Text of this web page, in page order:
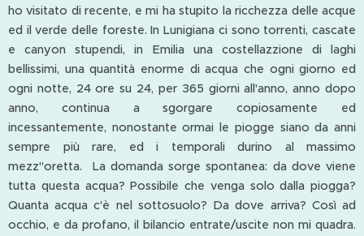
ho visitato di recente, e mi ha stupito la ricchezza delle acque
ed il verde delle foreste. In Lunigiana ci sono torrenti, cascate
e canyon stupendi, in Emilia una costellazzione di laghi
bellissimi, una quantità enorme di acqua che ogni giorno ed
ogni notte, 24 ore su 24, per 365 giorni all'anno, anno dopo
anno, continua a sgorgare copiosamente ed
incessantemente, nonostante ormai le piogge siano da anni
sempre più rare, ed i temporali durino al massimo
mezz''oretta. La domanda sorge spontanea: da dove viene
tutta questa acqua? Possibile che venga solo dalla piogga?
Quanta acqua c'è nel sottosuolo? Da dove arriva? Così ad
occhio, e da profano, il bilancio entrate/uscite non mi quadra.